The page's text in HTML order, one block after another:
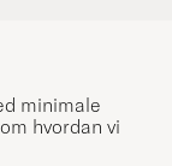
minimale
hvordan vi